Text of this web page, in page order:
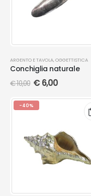
ARGENTO E TAVOLA, OGGETTISTICA
Conchiglia naturale
€10,00 € 6,00
-40%